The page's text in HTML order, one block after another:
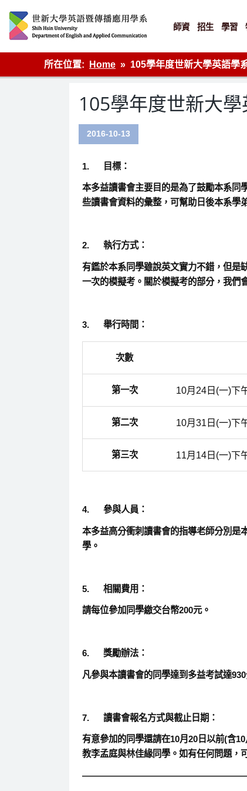
content
英語傳播
師資 招生 學習
所在位置: Home 105學年度世新大學英語學
105學年度世新大
2016-10-13
1. 目標：
本多益讀書會主要目的是為了鼓勵本系同
些讀書會資料的彙整，可幫助日後本系學
2. 執行方式：
有鑑於本系同學雖說英文實力不錯，但是
一次的模擬考。關於模擬考的部分，我們
3. 舉行時間：
次數
第一次 10月24日(一)下
第二次
10月31日(一)下
第三次 11月14日(一)下
4. 參與人員：
本多益高分衝刺讀書會的指導老師分別是
學。
5. 相關費用：
請每位參加同學繳交台幣200元。
6. 獎勵辦法：
凡參與本讀書會的同學達到多益考試達
7. 讀書會報名方式與截止日期：
有意參加的同學還請在10月20日以前(含
教李孟庭與林佳緣同學。如有任何問題，